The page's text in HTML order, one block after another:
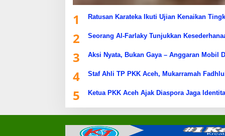
1 Ratusan Karateka Ikuti Ujian Kenaikan
2 Seorang Al-Farlaky Tunjukkan
3 Aksi Nyata, Bukan Gaya – Anggaran Mobil
4 Staf Ahli TP PKK Aceh, Mukarramah
5 Ketua PKK Aceh Ajak Diaspora Jaga